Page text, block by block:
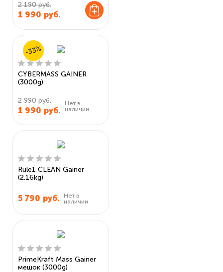
2 190 руб.
1 990 руб.
CYBERMASS GAINER
(3000g)
2 990 руб.
1 990 руб.
Нет в
наличии
-33%
Rule1 CLEAN Gainer
(2.16kg)
5 790 руб.
Нет в
наличии
PrimeKraft Mass Gainer
мешок (3000g)